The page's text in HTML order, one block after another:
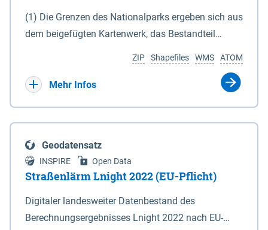
(1) Die Grenzen des Nationalparks ergeben sich aus
dem beigefügten Kartenwerk, das Bestandteil
(DTK) im Maßstab 1 : 100 000 (Anlage 2), 2.
verkleinerte Amtliche Karte 1 : 5 000 (AK5) im
projizierte Koordinaten im Europäischen
Terrestrischen Referenzsystem 1989 (ETRS 89) mit
der Universalen Transversalen Mercator-Abbildung
bezogen auf die Zone 32 N (UTM 32N) dargestellt
(Anlage 4); Gleiches gilt für die geografischen
ATOM
WMS
Shapefiles
ZIP
Mehr Infos
Geodatensatz
INSPIRE Open Data
Straßenlärm Lnight 2022 (EU-Pflicht)
Digitaler landesweiter Datenbestand des
Berechnungsergebnisses Lnight 2022 nach EU-